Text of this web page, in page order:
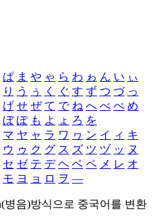
ぱ ま や ゃ ら わ ゎ ん い ぃ
り う ぅ く ぐ す ず つ づ っ
げ せ ぜ て で ね へ べ ぺ め
ぼ ぽ も よ ょ ろ を
マ ヤ ャ ラ ワ ヮ ン イ ィ キ
ウ ゥ ク グ ス ズ ツ ヅ ッ ヌ
セ ゼ テ デ ヘ ベ ペ メ レ オ
モ ヨ ョ ロ ヲ ―
병음)방식으로 중국어를 변환